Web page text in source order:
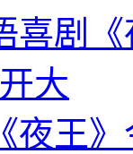
喜剧
大
夜王